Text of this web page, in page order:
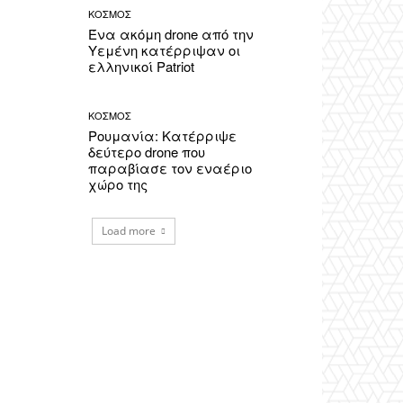
ΚΟΣΜΟΣ
Ένα ακόμη drone από την
Υεμένη κατέρριψαν οι
ελληνικοί Patriot
ΚΟΣΜΟΣ
Ρουμανία: Κατέρριψε
δεύτερο drone που
παραβίασε τον εναέριο
χώρο της
Load more